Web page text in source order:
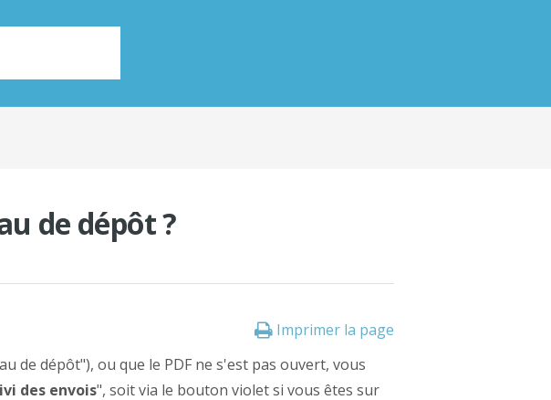
de dépôt ?
Imprimer la page
de dépôt"), ou que le PDF ne s'est pas ouvert, vous
des envois", soit via le bouton violet si vous êtes sur